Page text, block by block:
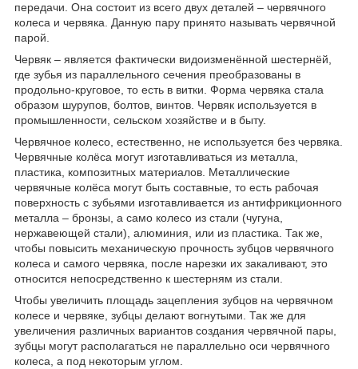
передачи. Она состоит из всего двух деталей – червячного
колеса и червяка. Данную пару принято называть червячной
парой.
Червяк – является фактически видоизменённой шестернёй,
где зубья из параллельного сечения преобразованы в
продольно-круговое, то есть в витки. Форма червяка стала
образом шурупов, болтов, винтов. Червяк используется в
промышленности, сельском хозяйстве и в быту.
Червячное колесо, естественно, не используется без червяка.
Червячные колёса могут изготавливаться из металла,
пластика, композитных материалов. Металлические
червячные колёса могут быть составные, то есть рабочая
поверхность с зубьями изготавливается из антифрикционного
металла – бронзы, а само колесо из стали (чугуна,
нержавеющей стали), алюминия, или из пластика. Так же,
чтобы повысить механическую прочность зубцов червячного
колеса и самого червяка, после нарезки их закаливают, это
относится непосредственно к шестерням из стали.
Чтобы увеличить площадь зацепления зубцов на червячном
колесе и червяке, зубцы делают вогнутыми. Так же для
увеличения различных вариантов создания червячной пары,
зубцы могут располагаться не параллельно оси червячного
колеса, а под некоторым углом.